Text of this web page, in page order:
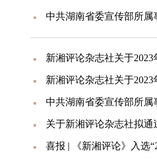
中共湖南省委宣传部所属
新湘评论杂志社关于
新湘评论杂志社关于
关于新湘评论杂志社拟
喜报 | 《新湘评论》入选